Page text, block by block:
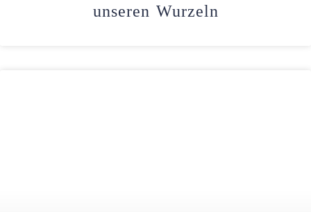
unseren Wurzeln